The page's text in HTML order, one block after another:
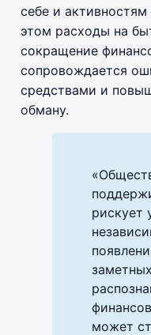
себе и
этом расходы на
сокращение
сопровождается
средствами и
обману.
рискует
может